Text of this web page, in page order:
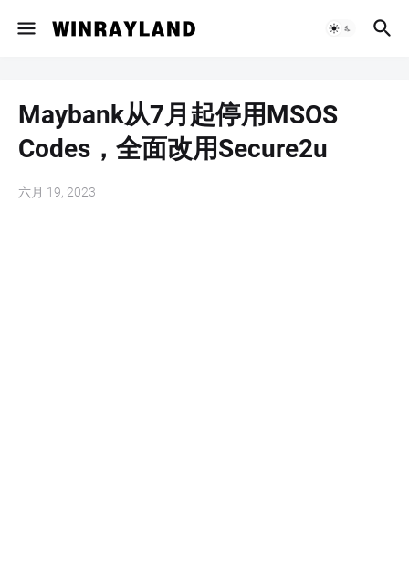
Maybank从7月起停用MSOS
Codes，全面改用Secure2u
六月 19, 2023